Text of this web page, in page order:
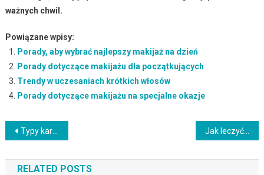
ważnych chwil.
Powiązane wpisy:
Porady, aby wybrać najlepszy makijaż na dzień
Porady dotyczące makijażu dla początkujących
Trendy w uczesaniach krótkich włosów
Porady dotyczące makijażu na specjalne okazje
Nawigacja
wpisu
Typy karnacji: dlaczego są ważne i jak je dobrać? Jak leczyć zęby? Metody i porady dla zdrowego uśmiechu
RELATED POSTS